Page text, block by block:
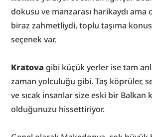
dokusu ve manzarası harikaydı ama
biraz zahmetliydi, toplu taşıma
seçenek var.
Kratova gibi küçük yerler ise tam
zaman yolculuğu gibi. Taş köprüler,
ve sıcak insanlar size eski bir Balkan
olduğunuzu hissettiriyor.